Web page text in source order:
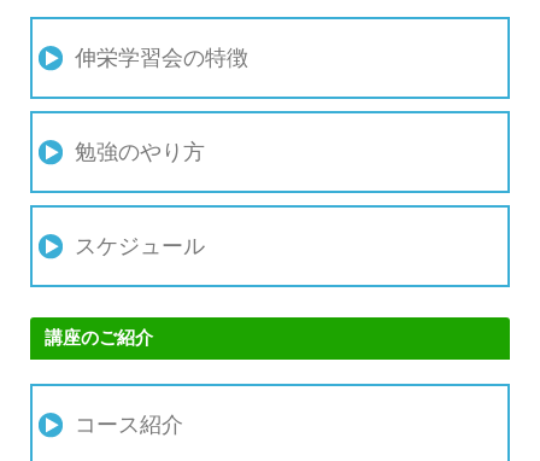
伸栄学習会の特徴
勉強のやり方
スケジュール
講座のご紹介
コース紹介